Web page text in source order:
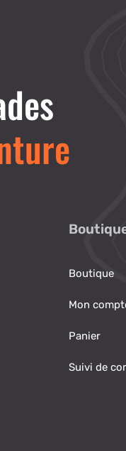
Boutique
Mon
Panier
Suivi de